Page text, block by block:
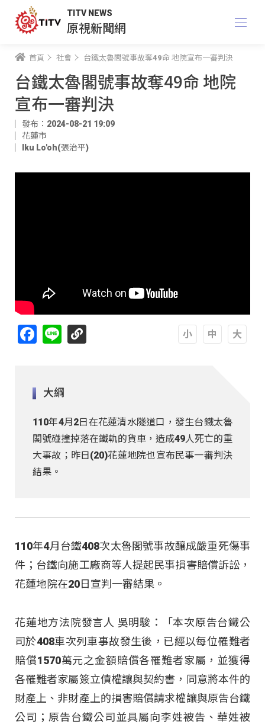
TITV NEWS
原視新聞網
首頁 社會 台鐵太魯閣號事故奪49命 地院宣布一審判決
台鐵太魯閣號事故奪49命 地院
宣布一審判決
發布：2024-08-21 19:09
花蓮市
Iku Lo'oh(張治平)
Facebook
Line
大綱
110年4月2日在花蓮清水隧道口，發生台鐵太魯
閣號碰撞掉落在鐵軌的貨車，造成49人死亡的重
大事故；昨日(20)花蓮地院也宣布民事一審判決
結果。
110年4月台鐵408次太魯閣號事故釀成嚴重死傷事
件；台鐵向施工廠商等人提起民事損害賠償訴訟，
花蓮地院在20日宣判一審結果。
花蓮地方法院發言人 吳明駿：「本次原告台鐵公
司於408車次列車事故發生後，已經以每位罹難者
賠償1570萬元之金額賠償各罹難者家屬，並獲得
各罹難者家屬簽立債權讓與契約書，同意將本件的
財產上、非財產上的損害賠償請求權讓與原告台鐵
公司；原告台鐵公司並具屬向李姓被告、華姓被